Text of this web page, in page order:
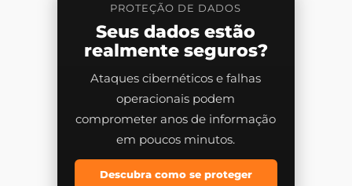
PROTEÇÃO DE DADOS
Seus dados estão
realmente seguros?
Ataques cibernéticos e falhas
operacionais podem
comprometer anos de informação
em poucos minutos.
Descubra como se proteger